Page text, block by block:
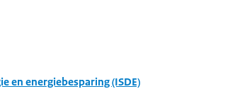
en energiebesparing (ISDE)